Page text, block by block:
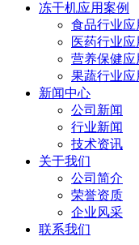
冻干机应用案例
食品行业应
医药行业应
营养保健应
果蔬行业应
新闻中心
公司新闻
行业新闻
技术资讯
关于我们
公司简介
荣誉资质
企业风采
联系我们